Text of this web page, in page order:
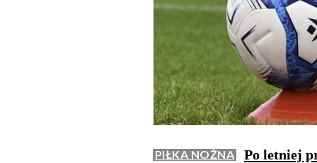
PIŁKA NOŻNA
Po letniej